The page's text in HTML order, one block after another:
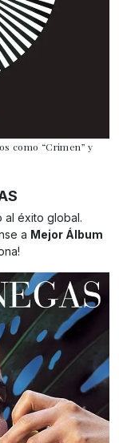
como “Crimen” y
al éxito global.
a Mejor Álbum